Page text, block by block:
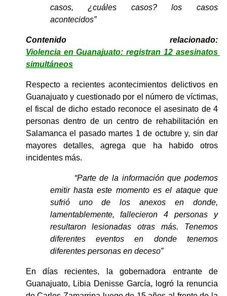
casos, ¿cuáles casos? los casos
acontecidos”
Contenido relacionado:
Violencia en Guanajuato: registran 12 asesinatos
simultáneos
Respecto a recientes acontecimientos delictivos en
Guanajuato y cuestionado por el número de víctimas,
el fiscal de dicho estado reconoce el asesinato de 4
personas dentro de un centro de rehabilitación en
Salamanca el pasado martes 1 de octubre y, sin dar
mayores detalles, agrega que ha habido otros
incidentes más.
“Parte de la información que podemos
emitir hasta este momento es el ataque que
sufrió uno de los anexos en donde,
lamentablemente, fallecieron 4 personas y
resultaron lesionadas otras más. Tenemos
diferentes eventos en donde tenemos
diferentes personas en deceso”
En días recientes, la gobernadora entrante de
Guanajuato, Libia Denisse García, logró la renuncia